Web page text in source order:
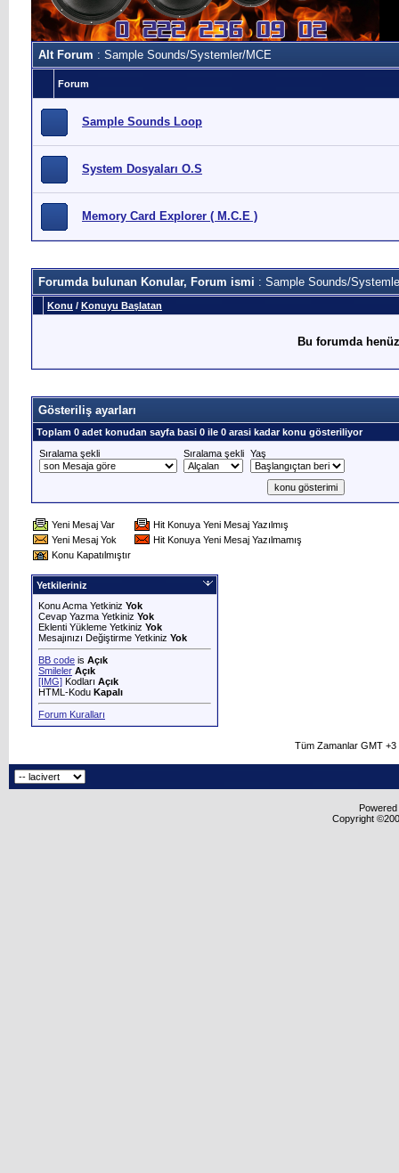
Alt Forum : Sample Sounds/Systemler/MCE
Forum
Sample Sounds Loop
System Dosyaları O.S
Memory Card Explorer ( M.C.E )
Forumda bulunan Konular, Forum ismi : Sample Sounds/
Konu / Konuyu Başlatan
Bu forumda
Gösteriliş ayarları
Toplam 0 adet konudan sayfa basi 0 ile 0 arasi kadar konu gösteriliyor
Sıralama şekli
Sıralama şekli Yaş
Yeni Mesaj Var
Hit Konuya Yeni Mesaj Yazılmış
Yeni Mesaj Yok
Hit Konuya Yeni Mesaj Yazılmamış
Konu Kapatılmıştır
Yetkileriniz
Konu Acma Yetkiniz Yok
Cevap Yazma Yetkiniz Yok
Eklenti Yükleme Yetkiniz Yok
Mesajınızı Değiştirme Yetkiniz Yok
BB code is Açık
Smileler Açık
[IMG] Kodları Açık
HTML-Kodu Kapalı
Forum Kuralları
Tüm Zamanlar GMT
Copyright